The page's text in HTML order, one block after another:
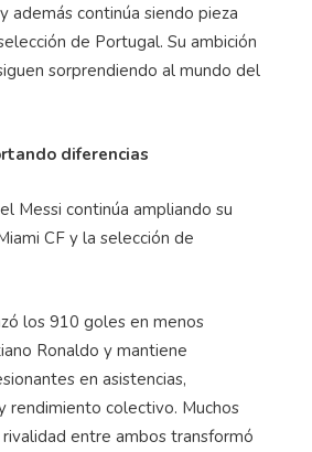
además continúa siendo pieza
de Portugal. Su ambición
sorprendiendo al mundo del
diferencias
Messi continúa ampliando su
CF y la selección de
los 910 goles en menos
Ronaldo y mantiene
en asistencias,
rendimiento colectivo. Muchos
entre ambos transformó